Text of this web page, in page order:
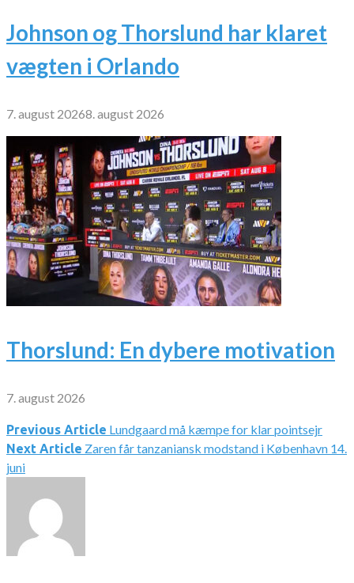
Johnson og Thorslund har klaret
vægten i Orlando
7. august 20268. august 2026
Thorslund: En dybere motivation
7. august 2026
Indlægsnavigation
Previous Article Lundgaard må kæmpe for klar pointsejr
Next Article Zaren får tanzaniansk modstand i København 14.
juni